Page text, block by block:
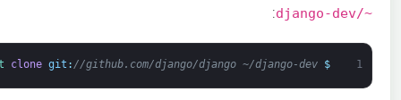
~/django-dev
:
1
$
clone git : //github.com/django/django ~/django-dev